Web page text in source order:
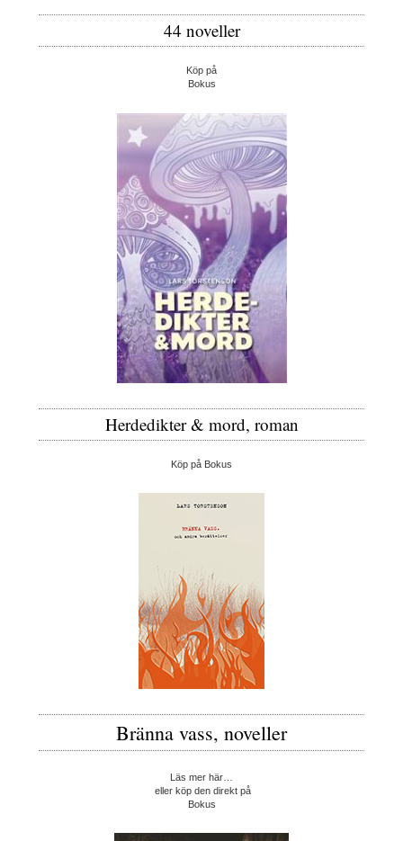
44 noveller
Köp på
Bokus
Herdedikter & mord, roman
Köp på Bokus
Bränna vass, noveller
Läs mer här…
eller köp den direkt på
Bokus